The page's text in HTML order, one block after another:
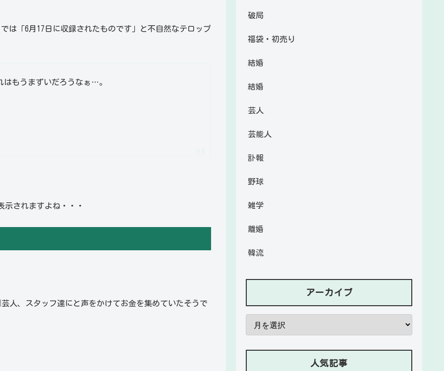
は「6月17日に収録されたものです」と不自然なテロップ
はもうまずいだろうなぁ…。
されますよね・・・
人、スタッフ達にと声をかけてお金を集めていたそうで
破局
福袋・初売り
結婚
結婚
芸人
芸能人
訃報
野球
雑学
離婚
韓流
アーカイブ
人気記事
石川ケニーは父と兄は野球選手で母